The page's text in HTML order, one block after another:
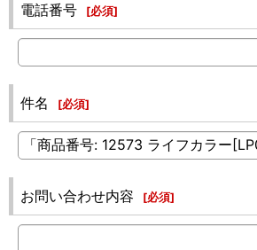
電話番号 [必須]
件名 [必須]
お問い合わせ内容 [必須]